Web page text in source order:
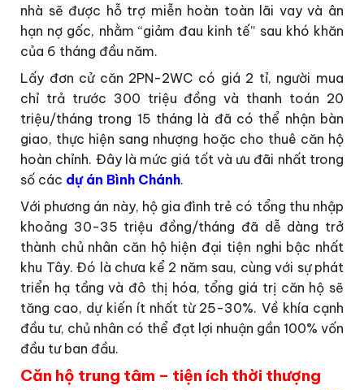
nhà sẽ được hỗ trợ miễn hoàn toàn lãi vay và ân
hạn nợ gốc, nhằm “giảm đau kinh tế” sau khó khăn
của 6 tháng đầu năm.
Lấy đơn cử căn 2PN-2WC có giá 2 tỉ, người mua
chỉ trả trước 300 triệu đồng và thanh toán 20
triệu/tháng trong 15 tháng là đã có thể nhận bàn
giao, thực hiện sang nhượng hoặc cho thuê căn hộ
hoàn chỉnh. Đây là mức giá tốt và ưu đãi nhất trong
số các dự án Bình Chánh.
Với phương án này, hộ gia đình trẻ có tổng thu nhập
khoảng 30-35 triệu đồng/tháng đã dễ dàng trở
thành chủ nhân căn hộ hiện đại tiện nghi bậc nhất
khu Tây. Đó là chưa kể 2 năm sau, cùng với sự phát
triển hạ tầng và đô thị hóa, tổng giá trị căn hộ sẽ
tăng cao, dự kiến ít nhất từ 25-30%. Về khía cạnh
đầu tư, chủ nhân có thể đạt lợi nhuận gần 100% vốn
đầu tư ban đầu.
Căn hộ trung tâm – tiện ích thời thượng